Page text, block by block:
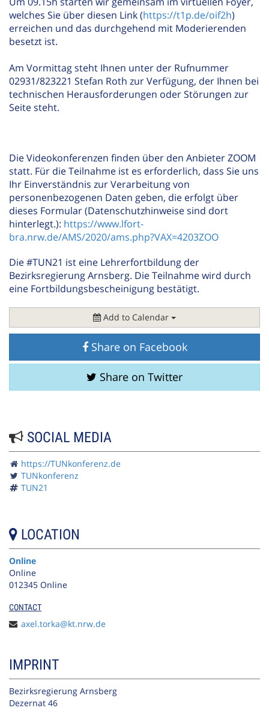
welches Sie über diesen Link (https://t1p.de/oif2h)
erreichen und das durchgehend mit Moderierenden
besetzt ist.
Am Vormittag steht Ihnen unter der Rufnummer
02931/823221 Stefan Roth zur Verfügung, der Ihnen bei
technischen Herausforderungen oder Störungen zur
Seite steht.
Die Videokonferenzen finden über den Anbieter ZOOM
statt. Für die Teilnahme ist es erforderlich, dass Sie uns
Ihr Einverständnis zur Verarbeitung von
personenbezogenen Daten geben, die erfolgt über
dieses Formular (Datenschutzhinweise sind dort
hinterlegt.): https://www.lfort-
bra.nrw.de/AMS/2020/ams.php?VAX=4203ZOO
Die #TUN21 ist eine Lehrerfortbildung der
Bezirksregierung Arnsberg. Die Teilnahme wird durch
eine Fortbildungsbescheinigung bestätigt.
Add to Calendar
Share on Facebook
Share on Twitter
SOCIAL MEDIA
https://TUNkonferenz.de
TUNkonferenz
TUN21
LOCATION
Online
Online
012345 Online
CONTACT
axel.torka@kt.nrw.de
IMPRINT
Bezirksregierung Arnsberg
Dezernat 46